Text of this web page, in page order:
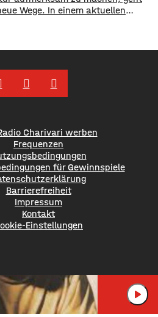
Wege. In einem aktuellen
bis …
Charivari werben
Frequenzen
für Gewinnspiele
Barrierefreiheit
Impressum
Kontakt
Einstellungen
MAXI PRIEST
WILD WORLD
play_arrow